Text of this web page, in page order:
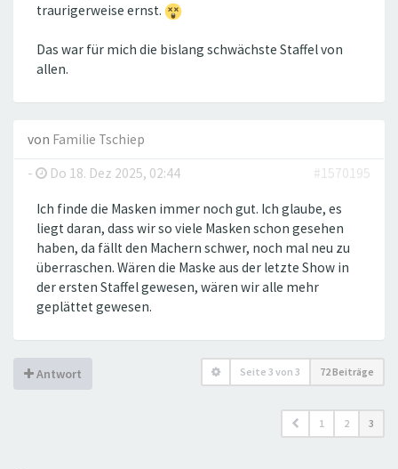
traurigerweise ernst.
Das war für mich die bislang schwächste Staffel von
allen.
von Familie Tschiep
-
Do 18. Dez 2025, 02:44 #1570195
Ich finde die Masken immer noch gut. Ich glaube, es
liegt daran, dass wir so viele Masken schon gesehen
haben, da fällt den Machern schwer, noch mal neu zu
überraschen. Wären die Maske aus der letzte Show in
der ersten Staffel gewesen, wären wir alle mehr
geplättet gewesen.
Antwort Seite 3 von 3 72 Beiträge
1 2 3